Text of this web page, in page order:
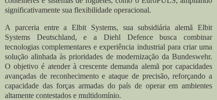
significativamente sua flexibilidade operacional.
A parceria entre a Elbit Systems, sua subsidiária alemã Elbit
Systems Deutschland, e a Diehl Defence busca combinar
tecnologias complementares e experiência industrial para criar uma
solução alinhada às prioridades de modernização da Bundeswehr.
O objetivo é atender à crescente demanda alemã por capacidades
avançadas de reconhecimento e ataque de precisão, reforçando a
capacidade das forças armadas do país de operar em ambientes
altamente contestados e multidomínio.